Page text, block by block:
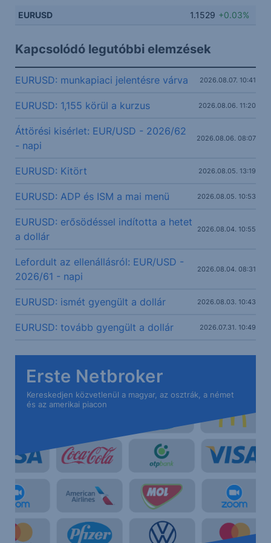
EURUSD 1.1529 +0.03%
Kapcsolódó legutóbbi elemzések
EURUSD: munkapiaci jelentésre várva 2026.08.07. 10:41
EURUSD: 1,155 körül a kurzus 2026.08.06. 11:20
Áttörési kisérlet: EUR/USD - 2026/62
- napi
2026.08.06. 08:07
EURUSD: Kitört 2026.08.05. 13:19
EURUSD: ADP és ISM a mai menü 2026.08.05. 10:53
EURUSD: erősödéssel indította a hetet
a dollár
2026.08.04. 10:55
Lefordult az ellenállásról: EUR/USD -
2026/61 - napi
2026.08.04. 08:31
EURUSD: ismét gyengült a dollár 2026.08.03. 10:43
EURUSD: tovább gyengült a dollár 2026.07.31. 10:49
Erste Netbroker
Kereskedjen közvetlenül a magyar, az osztrák, a német
és az amerikai piacon